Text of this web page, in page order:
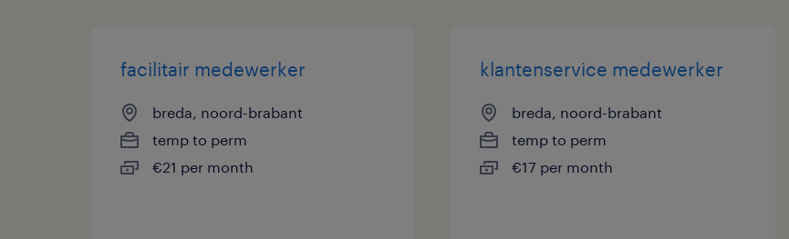
facilitair medewerker
breda, noord-brabant
temp to perm
€21 per month
klantenservice medewerker
breda, noord-brabant
temp to perm
€17 per month